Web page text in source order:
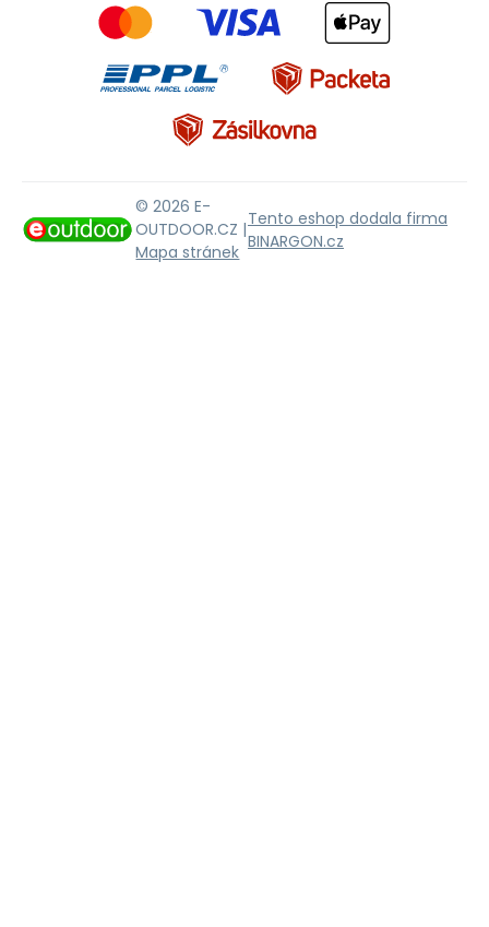
© 2026 E-
OUTDOOR.CZ |
Mapa stránek
Tento eshop dodala firma
BINARGON.cz